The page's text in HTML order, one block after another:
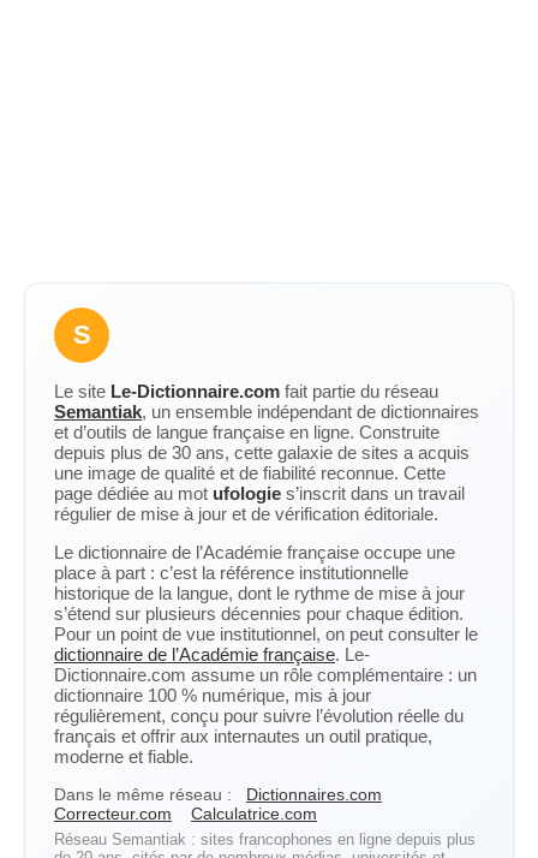
S
Le site Le-Dictionnaire.com fait partie du réseau
Semantiak, un ensemble indépendant de dictionnaires
et d’outils de langue française en ligne. Construite
depuis plus de 30 ans, cette galaxie de sites a acquis
une image de qualité et de fiabilité reconnue. Cette
page dédiée au mot ufologie s’inscrit dans un travail
régulier de mise à jour et de vérification éditoriale.
Le dictionnaire de l’Académie française occupe une
place à part : c’est la référence institutionnelle
historique de la langue, dont le rythme de mise à jour
s’étend sur plusieurs décennies pour chaque édition.
Pour un point de vue institutionnel, on peut consulter le
dictionnaire de l’Académie française. Le-
Dictionnaire.com assume un rôle complémentaire : un
dictionnaire 100 % numérique, mis à jour
régulièrement, conçu pour suivre l’évolution réelle du
français et offrir aux internautes un outil pratique,
moderne et fiable.
Dans le même réseau :
Dictionnaires.com
Correcteur.com
Calculatrice.com
Réseau Semantiak : sites francophones en ligne depuis plus